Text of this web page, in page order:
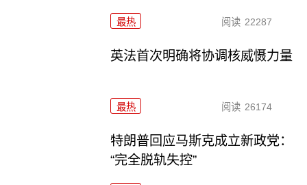
最热 阅读 22287
英法首次明确将协调核威慑力量
最热 阅读 26174
特朗普回应马斯克成立新政党：
“完全脱轨失控”